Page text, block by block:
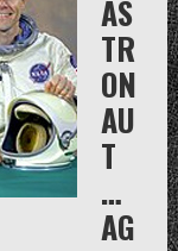
AS
TR
ON
AU
T
…
AG